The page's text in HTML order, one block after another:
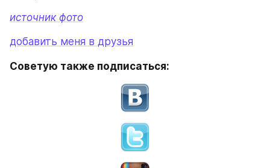
источник фото
добавить меня в друзья
Советую также подписаться: